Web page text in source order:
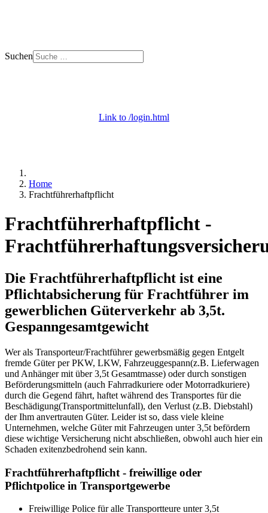
Suchen
Link to /login.html
Home
Frachtführerhaftpflicht
Frachtführerhaftpflicht -
Die Frachtführerhaftpflicht ist eine
Pflichtabsicherung für Frachtführer im
gewerblichen Güterverkehr ab 3,5t.
Gespanngesamtgewicht
Wer als Transporteur/Frachtführer gewerbsmäßig gegen Entgelt
fremde Güter per PKW, LKW, Fahrzeuggespann(z.B. Lieferwagen
und Anhänger mit über 3,5t Gesamtmasse) oder durch sonstigen
Beförderungsmitteln (auch Fahrradkuriere oder Motorradkuriere)
durch die Gegend fährt, haftet während des Transportes für die
Beschädigung(Transportmittelunfall), den Verlust (z.B. Diebstahl)
der Ihm anvertrauten Güter. Leider ist so, dass viele kleine
Unternehmen, welche Güter mit Fahrzeugen unter 3,5t befördern
diese wichtige Versicherung nicht abschließen, obwohl auch hier ein
Schaden exitenzbedrohend sein kann.
Frachtführerhaftpflicht - freiwillige oder
Pflichtpolice in Transportgewerbe
Freiwillige Police für alle Transportteure unter 3,5t